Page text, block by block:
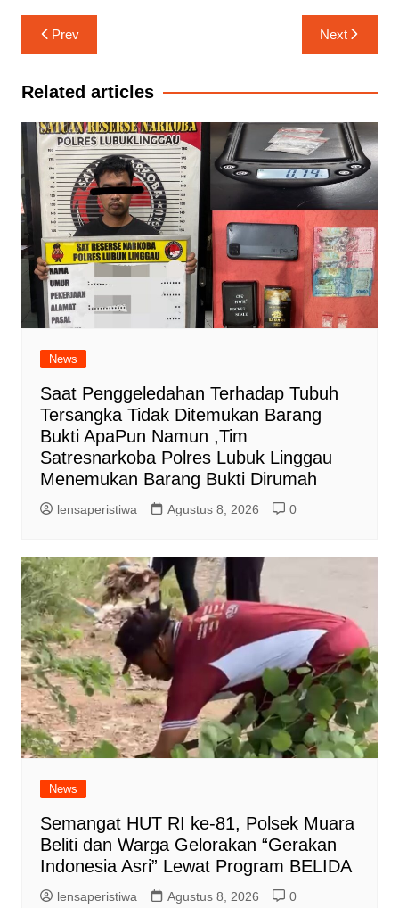
Navigasi
pos
Prev Next
Related articles
News
Saat Penggeledahan Terhadap Tubuh
Tersangka Tidak Ditemukan Barang
Bukti ApaPun Namun ,Tim
Satresnarkoba Polres Lubuk Linggau
Menemukan Barang Bukti Dirumah
lensaperistiwa Agustus 8, 2026 0
News
Semangat HUT RI ke-81, Polsek Muara
Beliti dan Warga Gelorakan “Gerakan
Indonesia Asri” Lewat Program BELIDA
lensaperistiwa Agustus 8, 2026 0